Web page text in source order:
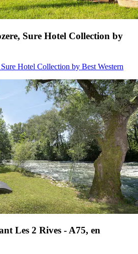
Sure Hotel Collection by
Hotel Collection by Best Western
Les 2 Rives - A75, en